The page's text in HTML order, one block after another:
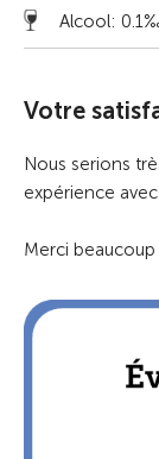
Alcool:
Votre
Nous serions
expérience
Merci